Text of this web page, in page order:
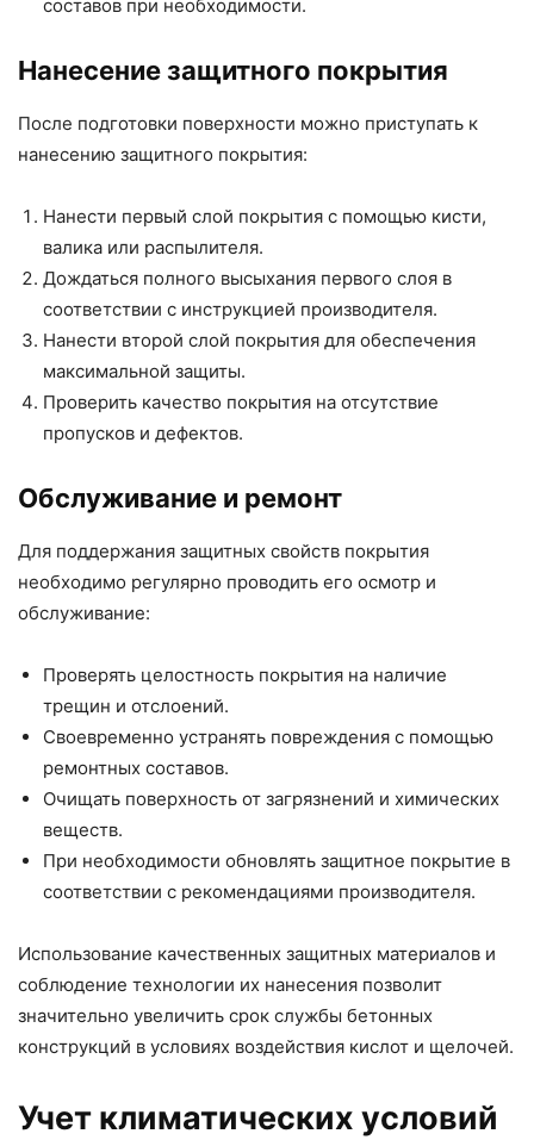
составов при необходимости.
Нанесение защитного покрытия
После подготовки поверхности можно приступать к
нанесению защитного покрытия:
Нанести первый слой покрытия с помощью кисти,
валика или распылителя.
Дождаться полного высыхания первого слоя в
соответствии с инструкцией производителя.
Нанести второй слой покрытия для обеспечения
максимальной защиты.
Проверить качество покрытия на отсутствие
пропусков и дефектов.
Обслуживание и ремонт
Для поддержания защитных свойств покрытия
необходимо регулярно проводить его осмотр и
обслуживание:
Проверять целостность покрытия на наличие
трещин и отслоений.
Своевременно устранять повреждения с помощью
ремонтных составов.
Очищать поверхность от загрязнений и химических
веществ.
При необходимости обновлять защитное покрытие в
соответствии с рекомендациями производителя.
Использование качественных защитных материалов и
соблюдение технологии их нанесения позволит
значительно увеличить срок службы бетонных
конструкций в условиях воздействия кислот и щелочей.
Учет климатических условий